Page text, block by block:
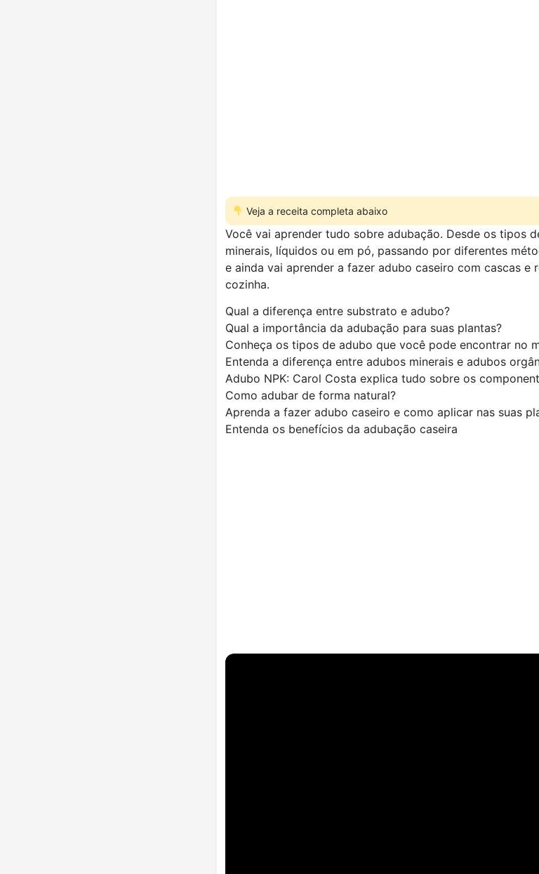
Veja a receita completa abaixo
Você vai aprender tudo sobre adubação. Desde os tipos
minerais, líquidos ou em pó, passando por diferentes
e ainda vai aprender a fazer adubo caseiro com cascas e
cozinha.
Qual a diferença entre substrato e adubo?
Qual a importância da adubação para suas plantas?
Conheça os tipos de adubo que você pode encontrar no
Entenda a diferença entre adubos minerais e adubos
Adubo NPK: Carol Costa explica tudo sobre os
Como adubar de forma natural?
Aprenda a fazer adubo caseiro e como aplicar nas suas
Entenda os benefícios da adubação caseira